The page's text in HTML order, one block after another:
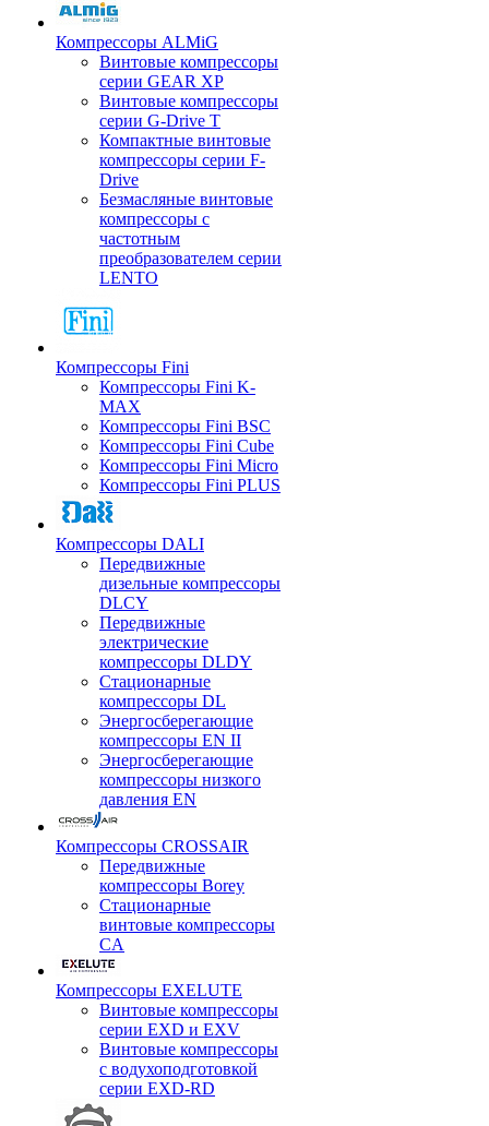
Компрессоры ALMiG
Винтовые компрессоры
серии GEAR XP
Винтовые компрессоры
серии G-Drive T
Компактные винтовые
компрессоры серии F-
Drive
Безмасляные винтовые
компрессоры с
частотным
преобразователем серии
LENTO
Компрессоры Fini
Компрессоры Fini K-
MAX
Компрессоры Fini BSC
Компрессоры Fini Cube
Компрессоры Fini Micro
Компрессоры Fini PLUS
Компрессоры DALI
Передвижные
дизельные компрессоры
DLCY
Передвижные
электрические
компрессоры DLDY
Стационарные
компрессоры DL
Энергосберегающие
компрессоры EN II
Энергосберегающие
компрессоры низкого
давления EN
Компрессоры CROSSAIR
Передвижные
компрессоры Borey
Стационарные
винтовые компрессоры
CA
Компрессоры EXELUTE
Винтовые компрессоры
серии EXD и EXV
Винтовые компрессоры
с водухоподготовкой
серии EXD-RD